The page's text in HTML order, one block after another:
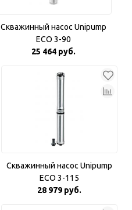
Скважинный насос Unipump
ECO 3-90
25 464 руб.
Скважинный насос Unipump
ECO 3-115
28 979 руб.